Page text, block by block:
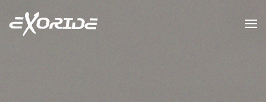
Accéder au contenu principal